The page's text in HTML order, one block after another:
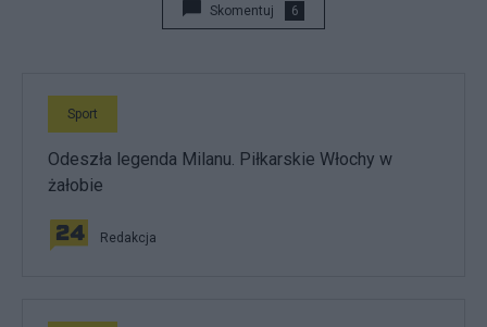
Skomentuj 6
Sport
Odeszła legenda Milanu. Piłkarskie Włochy w
żałobie
Redakcja